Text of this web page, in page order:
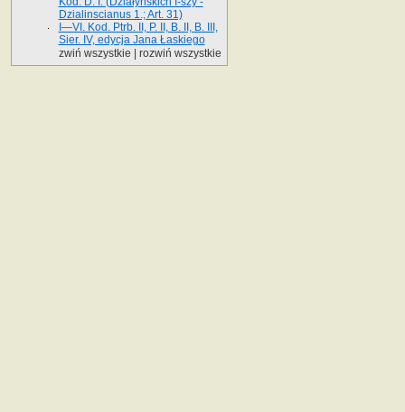
Dzialinscianus 1.; Art. 31)
I—VI. Kod. Ptrb. II, P. II, B. II, B. III,
Sier. IV, edycja Jana Łaskiego
zwiń wszystkie
rozwiń wszystkie